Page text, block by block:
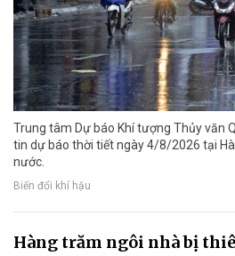
Trung tâm Dự báo Khí tượng Thủy văn
tin dự báo thời tiết ngày 4/8/2026 tại
nước.
Biến đổi khí hậu
Hàng trăm ngôi nhà bị